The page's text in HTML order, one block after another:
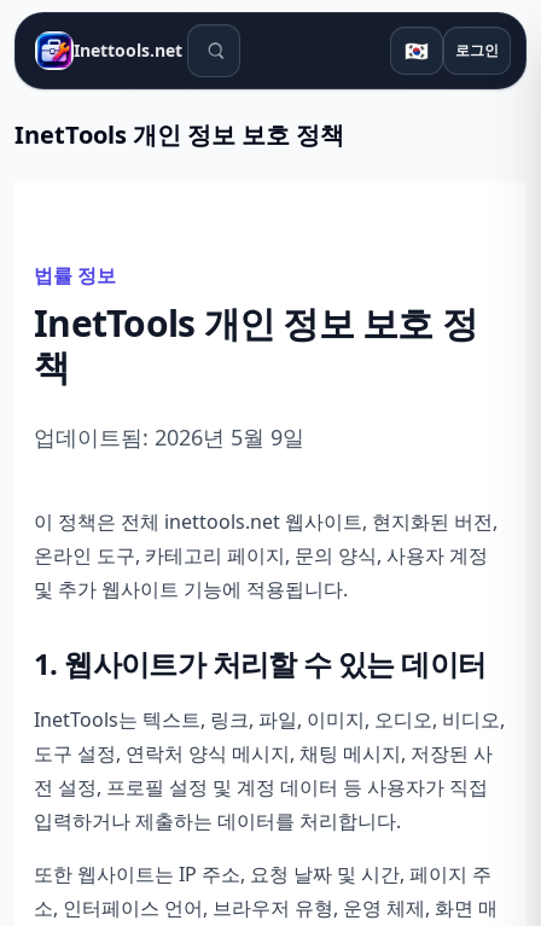
Inettools.net 검색 도구 🇰🇷 로그인
InetTools 개인 정보 보호 정책
법률 정보
InetTools 개인 정보 보호 정
책
업데이트됨: 2026년 5월 9일
이 정책은 전체 inettools.net 웹사이트, 현지화된 버전,
온라인 도구, 카테고리 페이지, 문의 양식, 사용자 계정
및 추가 웹사이트 기능에 적용됩니다.
1. 웹사이트가 처리할 수 있는 데이터
InetTools는 텍스트, 링크, 파일, 이미지, 오디오, 비디오,
도구 설정, 연락처 양식 메시지, 채팅 메시지, 저장된 사
전 설정, 프로필 설정 및 계정 데이터 등 사용자가 직접
입력하거나 제출하는 데이터를 처리합니다.
또한 웹사이트는 IP 주소, 요청 날짜 및 시간, 페이지 주
소, 인터페이스 언어, 브라우저 유형, 운영 체제, 화면 매